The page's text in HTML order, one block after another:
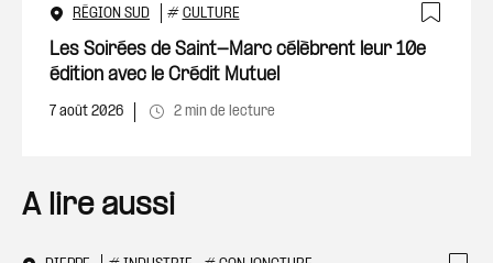
RÉGION SUD # CULTURE
Les Soirées de Saint-Marc célèbrent leur 10e
édition avec le Crédit Mutuel
7 août 2026 2 min de lecture
A lire aussi